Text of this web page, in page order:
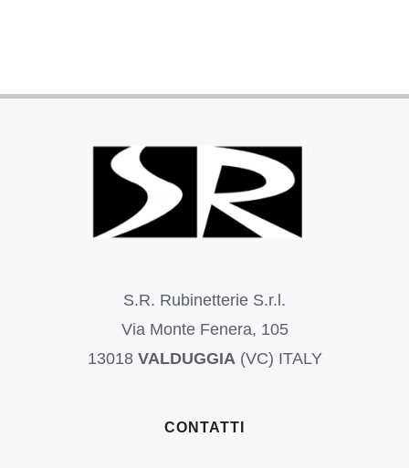
S.R. Rubinetterie S.r.l.
Via Monte Fenera, 105
13018 VALDUGGIA (VC) ITALY
CONTATTI